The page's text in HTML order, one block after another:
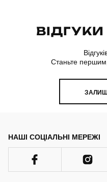
Станьте першим,
НАШІ СОЦІАЛЬНІ МЕРЕЖІ